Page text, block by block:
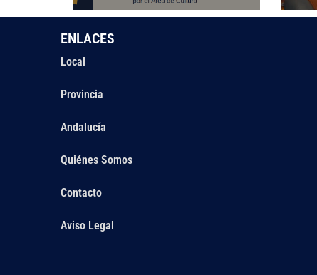
ENLACES
Local
Provincia
Andalucía
Quiénes Somos
Contacto
Aviso Legal